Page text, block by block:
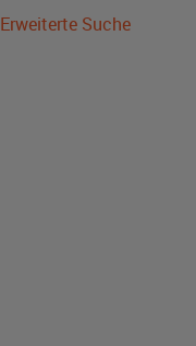
Erweiterte Suche